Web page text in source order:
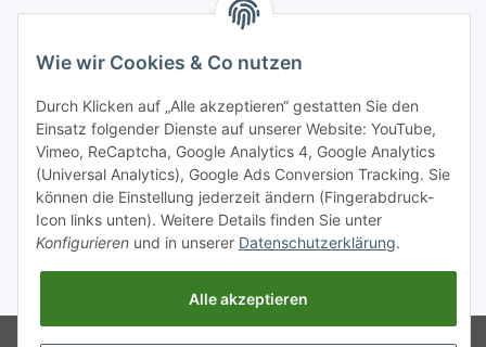
Google Analytics deaktivieren Status: Powered byJTL-Shop
Wie wir Cookies & Co nutzen
Durch Klicken auf „Alle akzeptieren“ gestatten Sie den
Einsatz folgender Dienste auf unserer Website: YouTube,
Vimeo, ReCaptcha, Google Analytics 4, Google Analytics
(Universal Analytics), Google Ads Conversion Tracking. Sie
können die Einstellung jederzeit ändern (Fingerabdruck-
Icon links unten). Weitere Details finden Sie unter
Konfigurieren und in unserer Datenschutzerklärung.
Alle akzeptieren